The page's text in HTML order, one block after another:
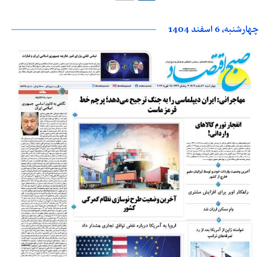
چهارشنبه، 6 اسفند 1404